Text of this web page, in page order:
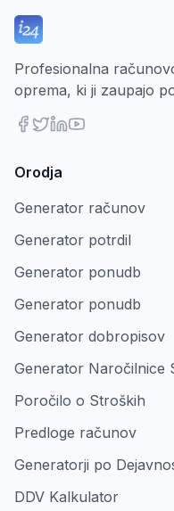
Profesionalna
oprema, ki ji zaupajo
Orodja
Generator računov
Generator potrdil
Generator ponudb
Generator ponudb
Generator dobropisov
Generator Naročilnice
Poročilo o Stroških
Predloge računov
Generatorji po
DDV Kalkulator